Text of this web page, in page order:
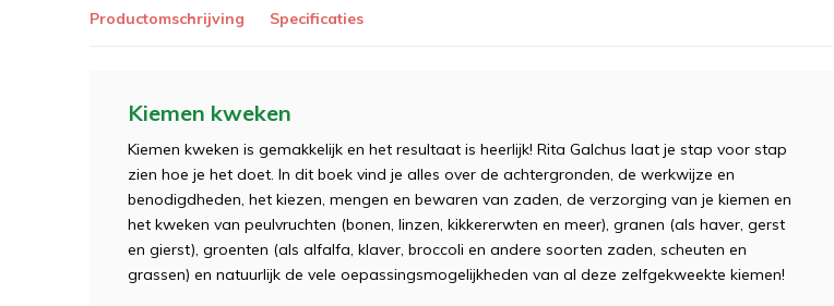
Productomschrijving Specificaties
Kiemen kweken
Kiemen kweken is gemakkelijk en het resultaat is heerlijk! Rita Galchus laat je stap voor stap
zien hoe je het doet. In dit boek vind je alles over de achtergronden, de werkwijze en
benodigdheden, het kiezen, mengen en bewaren van zaden, de verzorging van je kiemen en
het kweken van peulvruchten (bonen, linzen, kikkererwten en meer), granen (als haver, gerst
en gierst), groenten (als alfalfa, klaver, broccoli en andere soorten zaden, scheuten en
grassen) en natuurlijk de vele oepassingsmogelijkheden van al deze zelfgekweekte kiemen!